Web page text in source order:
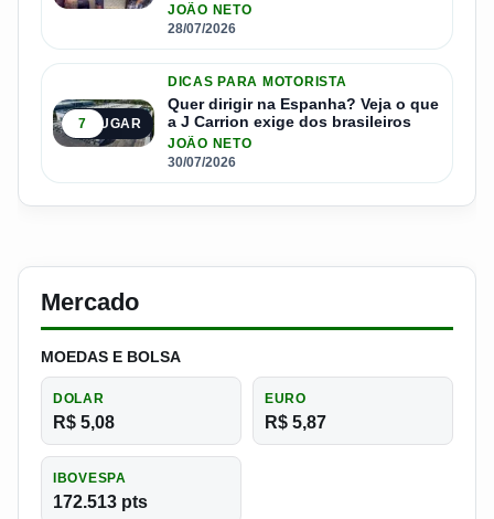
JOÃO NETO
28/07/2026
5º LUGAR
7
DICAS PARA MOTORISTA
Quer dirigir na Espanha? Veja o que
a J Carrion exige dos brasileiros
JOÃO NETO
30/07/2026
Mercado
MOEDAS E BOLSA
DOLAR
R$ 5,08
EURO
R$ 5,87
IBOVESPA
172.513 pts